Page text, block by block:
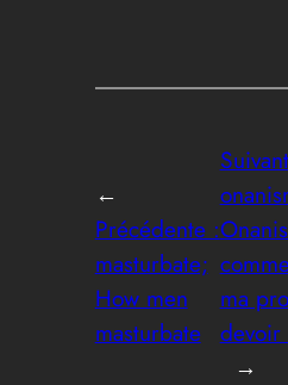
←
Précédente :
masturbate;
How men
masturbate
ma
devoir
→